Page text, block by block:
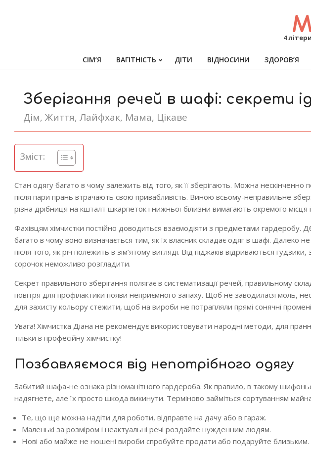
4
СІМ’Я ВАГІТНІСТЬ ДІТИ ВІДНОСИНИ ЗДОРОВ’Я
Зберігання речей в шафі: секрети
Дім, Життя, Лайфхак, Мама, Цікаве
Зміст:
Стан одягу багато в чому залежить від того, як її зберігають. Можна
після пари прань втрачають свою привабливість. Виною всьому-неправильне
різна дрібниця на кшталт шкарпеток і нижньої білизни вимагають окремого місця і
Фахівцям хімчистки постійно доводиться взаємодіяти з предметами гардеробу.
багато в чому воно визначається тим, як їх власник складає одяг в шафі. Далеко
після того, як річ полежить в зім’ятому вигляді. Від піджаків відриваються
сорочок неможливо розгладити.
Секрет правильного зберігання полягає в систематизації речей, правильному
повітря для профілактики появи неприємного запаху. Щоб не заводилася моль,
для захисту кольору стежити, щоб на вироби не потрапляли прямі сонячні
Увага! Хімчистка Діана не рекомендує використовувати народні методи, для
тільки в професійну хімчистку!
Позбавляємося від непотрібного одягу
Забитий шафа-не ознака різноманітного гардероба. Як правило, в такому
надягнете, але їх просто шкода викинути. Терміново займіться сортуванням
Те, що ще можна надіти для роботи, відправте на дачу або в гараж.
Маленькі за розміром і неактуальні речі роздайте нужденним людям.
Нові або майже не ношені вироби спробуйте продати або подаруйте близьким.